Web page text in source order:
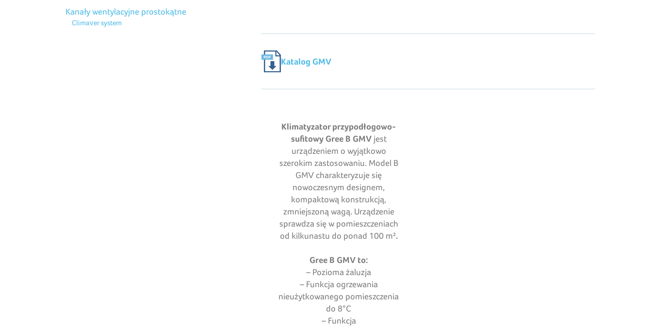
Kanały wentylacyjne prostokątne
Climaver system
Katalog GMV
Klimatyzator przypodłogowo-
sufitowy Gree B GMV jest
urządzeniem o wyjątkowo
szerokim zastosowaniu. Model B
GMV charakteryzuje się
nowoczesnym designem,
kompaktową konstrukcją,
zmniejszoną wagą. Urządzenie
sprawdza się w pomieszczeniach
od kilkunastu do ponad 100 m².
Gree B GMV to:
– Pozioma żaluzja
– Funkcja ogrzewania
nieużytkowanego pomieszczenia
do 8°C
– Funkcja